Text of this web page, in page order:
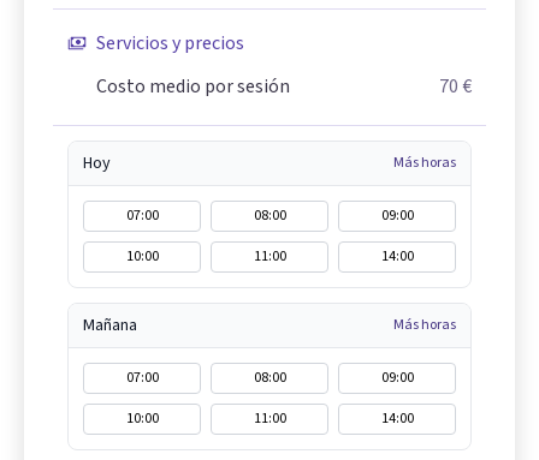
Servicios y precios
Costo medio por sesión
70 €
Hoy Más horas
07:00 08:00
09:00
10:00
11:00 14:00
Mañana Más horas
07:00 08:00
09:00
10:00
11:00 14:00